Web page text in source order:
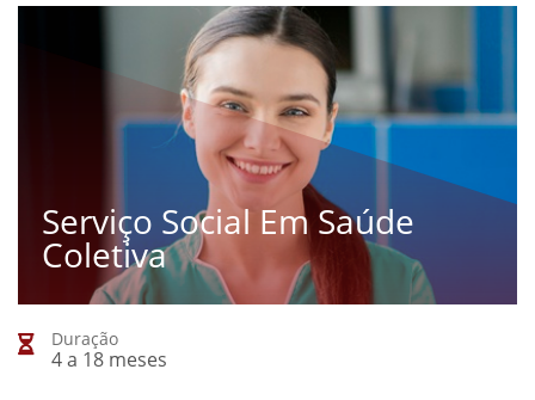
Serviço Social Em Saúde
Coletiva
Duração
4 a 18 meses